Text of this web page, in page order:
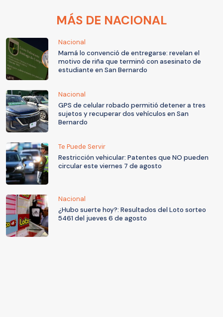
MÁS DE NACIONAL
Nacional
Mamá lo convenció de entregarse: revelan el
motivo de riña que terminó con asesinato de
estudiante en San Bernardo
Nacional
GPS de celular robado permitió detener a tres
sujetos y recuperar dos vehículos en San
Bernardo
Te Puede Servir
Restricción vehicular: Patentes que NO pueden
circular este viernes 7 de agosto
Nacional
¿Hubo suerte hoy?: Resultados del Loto sorteo
5461 del jueves 6 de agosto